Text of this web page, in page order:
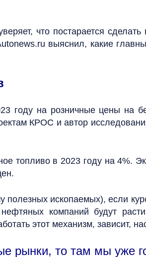
что постарается
выяснил, какие
году на розничные цены на
КРОС и автор
топливо в 2023 году на 4%.
ископаемых), если
компаний будут
этот механизм, зависит,
рынки, то там мы уже